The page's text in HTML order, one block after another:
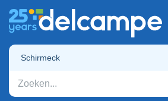
Schirmeck